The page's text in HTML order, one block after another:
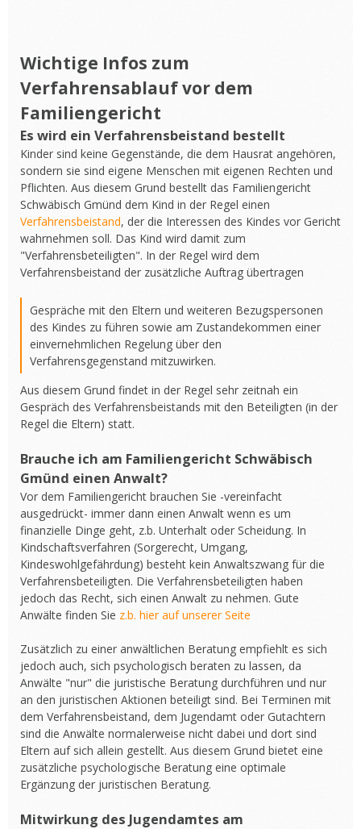
Wichtige Infos zum
Verfahrensablauf vor dem
Familiengericht
Es wird ein Verfahrensbeistand bestellt
Kinder sind keine Gegenstände, die dem Hausrat angehören,
sondern sie sind eigene Menschen mit eigenen Rechten und
Pflichten. Aus diesem Grund bestellt das Familiengericht
Schwäbisch Gmünd dem Kind in der Regel einen
Verfahrensbeistand, der die Interessen des Kindes vor Gericht
wahrnehmen soll. Das Kind wird damit zum
"Verfahrensbeteiligten". In der Regel wird dem
Verfahrensbeistand der zusätzliche Auftrag übertragen
Gespräche mit den Eltern und weiteren Bezugspersonen
des Kindes zu führen sowie am Zustandekommen einer
einvernehmlichen Regelung über den
Verfahrensgegenstand mitzuwirken.
Aus diesem Grund findet in der Regel sehr zeitnah ein
Gespräch des Verfahrensbeistands mit den Beteiligten (in der
Regel die Eltern) statt.
Brauche ich am Familiengericht Schwäbisch
Gmünd einen Anwalt?
Vor dem Familiengericht brauchen Sie -vereinfacht
ausgedrückt- immer dann einen Anwalt wenn es um
finanzielle Dinge geht, z.b. Unterhalt oder Scheidung. In
Kindschaftsverfahren (Sorgerecht, Umgang,
Kindeswohlgefährdung) besteht kein Anwaltszwang für die
Verfahrensbeteiligten. Die Verfahrensbeteiligten haben
jedoch das Recht, sich einen Anwalt zu nehmen. Gute
Anwälte finden Sie z.b. hier auf unserer Seite
Zusätzlich zu einer anwältlichen Beratung empfiehlt es sich
jedoch auch, sich psychologisch beraten zu lassen, da
Anwälte "nur" die juristische Beratung durchführen und nur
an den juristischen Aktionen beteiligt sind. Bei Terminen mit
dem Verfahrensbeistand, dem Jugendamt oder Gutachtern
sind die Anwälte normalerweise nicht dabei und dort sind
Eltern auf sich allein gestellt. Aus diesem Grund bietet eine
zusätzliche psychologische Beratung eine optimale
Ergänzung der juristischen Beratung.
Mitwirkung des Jugendamtes am